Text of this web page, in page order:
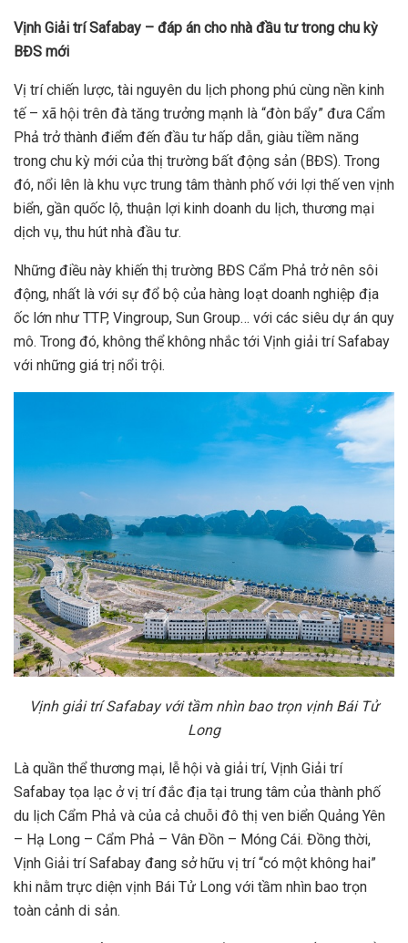
Vịnh Giải trí Safabay – đáp án cho nhà đầu tư trong chu kỳ
BĐS mới
Vị trí chiến lược, tài nguyên du lịch phong phú cùng nền kinh
tế – xã hội trên đà tăng trưởng mạnh là “đòn bẩy” đưa Cẩm
Phả trở thành điểm đến đầu tư hấp dẫn, giàu tiềm năng
trong chu kỳ mới của thị trường bất động sản (BĐS). Trong
đó, nổi lên là khu vực trung tâm thành phố với lợi thế ven vịnh
biển, gần quốc lộ, thuận lợi kinh doanh du lịch, thương mại
dịch vụ, thu hút nhà đầu tư.
Những điều này khiến thị trường BĐS Cẩm Phả trở nên sôi
động, nhất là với sự đổ bộ của hàng loạt doanh nghiệp địa
ốc lớn như TTP, Vingroup, Sun Group… với các siêu dự án quy
mô. Trong đó, không thể không nhắc tới Vịnh giải trí Safabay
với những giá trị nổi trội.
Vịnh giải trí Safabay với tầm nhìn bao trọn vịnh Bái Tử
Long
Là quần thể thương mại, lễ hội và giải trí, Vịnh Giải trí
Safabay tọa lạc ở vị trí đắc địa tại trung tâm của thành phố
du lịch Cẩm Phả và của cả chuỗi đô thị ven biển Quảng Yên
– Hạ Long – Cẩm Phả – Vân Đồn – Móng Cái. Đồng thời,
Vịnh Giải trí Safabay đang sở hữu vị trí “có một không hai”
khi nằm trực diện vịnh Bái Tử Long với tầm nhìn bao trọn
toàn cảnh di sản.